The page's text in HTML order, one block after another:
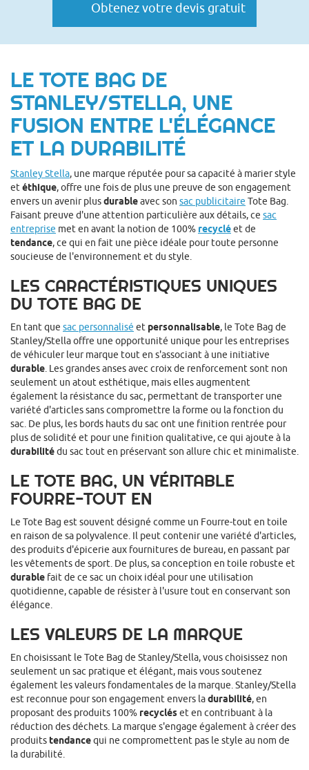
Obtenez votre devis gratuit
LE TOTE BAG DE
STANLEY/STELLA, UNE
FUSION ENTRE L'ÉLÉGANCE
ET LA DURABILITÉ
Stanley Stella, une marque réputée pour sa capacité à marier style
et éthique, offre une fois de plus une preuve de son engagement
envers un avenir plusdurableavec son sac publicitaire Tote Bag.
Faisant preuve d'une attention particulière aux détails, ce sac
entreprise met en avant la notion de 100% recycléet de
tendance, ce qui en fait une pièce idéale pour toute personne
soucieuse de l'environnement et du style.
LES CARACTÉRISTIQUES UNIQUES
DU TOTE BAG DE
En tant que sac personnalisé et personnalisable, le Tote Bag de
Stanley/Stella offre une opportunité unique pour les entreprises
de véhiculer leur marque tout en s'associant à une initiative
durable . Les grandes anses avec croix de renforcement sont non
seulement un atout esthétique, mais elles augmentent
également la résistance du sac, permettant de transporter une
variété d'articles sans compromettre la forme ou la fonction du
sac. De plus, les bords hauts du sac ont une finition rentrée pour
plus de solidité et pour une finition qualitative, ce qui ajoute à la
durabilitédu sac tout en préservant son allure chic et minimaliste.
LE TOTE BAG, UN VÉRITABLE
FOURRE-TOUT EN
Le Tote Bag est souvent désigné comme un Fourre-tout en toile
en raison de sa polyvalence. Il peut contenir une variété d'articles,
des produits d'épicerie aux fournitures de bureau, en passant par
les vêtements de sport. De plus, sa conception en toile robuste et
durable fait de ce sac un choix idéal pour une utilisation
quotidienne, capable de résister à l'usure tout en conservant son
élégance.
LES VALEURS DE LA MARQUE
En choisissant le Tote Bag de Stanley/Stella, vous choisissez non
seulement un sac pratique et élégant, mais vous soutenez
également les valeurs fondamentales de la marque. Stanley/Stella
est reconnue pour son engagement envers ladurabilité, en
proposant des produits 100% recycléset en contribuant à la
réduction des déchets. La marque s'engage également à créer des
produits tendancequi ne compromettent pas le style au nom de
la durabilité.